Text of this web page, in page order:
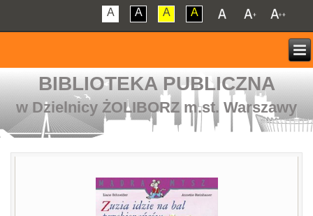
A A A A
BIBLIOTEKA PUBLICZNA
w Dzielnicy ŻOLIBORZ m.st. Warszawy